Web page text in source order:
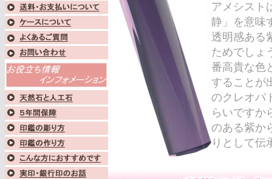
アメシスト
静」を意味
透明感ある
ためでしょ
番高貴な色
することが
のクレオパ
らいですか
のある紫か
りとして伝